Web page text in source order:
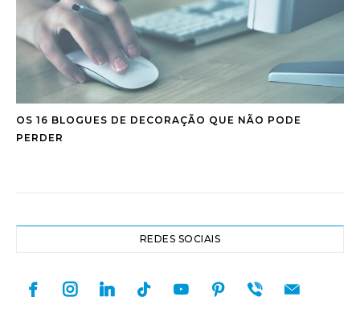
OS 16 BLOGUES DE DECORAÇÃO QUE NÃO PODE
PERDER
REDES SOCIAIS
facebookinstagramlinkedintiktok youtubepinterest
viber mail